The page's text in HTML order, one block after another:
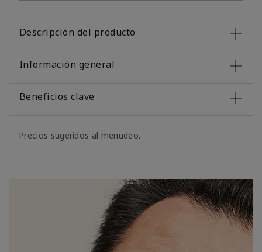
Descripción del producto
Información general
Beneficios clave
Precios sugeridos al menudeo.